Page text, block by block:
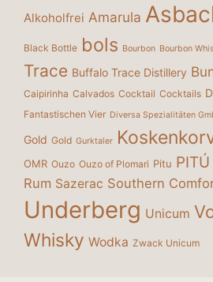
Alkoholfrei Amarula
Black Bottle bols Bourbon Bourbon
Trace Buffalo Trace Distillery
Caipirinha Calvados Cocktail Cocktails
Fantastischen Vier Diversa Spezialitäten
Gold Gold Gurktaler
OMR Ouzo Ouzo of Plomari Pitu PITÚ
Rum Sazerac Southern
Underberg Unicum
Whisky Wodka Zwack Unicum